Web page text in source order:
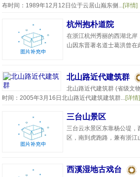
布时间：1989年12月12日位于云居山巅东侧...[详情]
杭州抱朴道院
在浙江杭州秀丽的西湖北
山因东晋著名道士葛洪曾在
北山路近代建筑群
北山路近代建筑群 (省级文
时间：2005年3月16日北山路近代建筑建筑群...[详情]
三台山景区
三台云水景区东靠杨公堤
区，南到虎跑路，兼有浙
西溪湿地古戏台